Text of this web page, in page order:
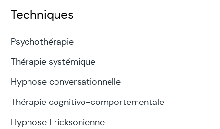
Techniques
Psychothérapie
Thérapie systémique
Hypnose conversationnelle
Thérapie cognitivo-comportementale
Hypnose Ericksonienne